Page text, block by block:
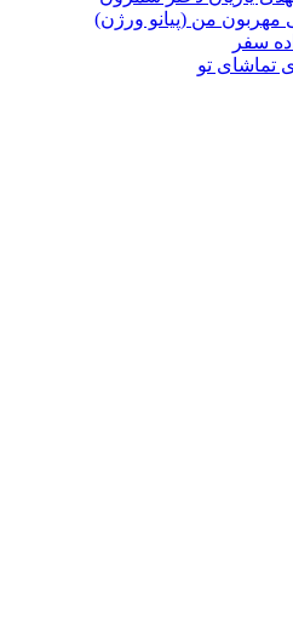
مهربون من (پیانو ورژن)
سفر
تماشای تو